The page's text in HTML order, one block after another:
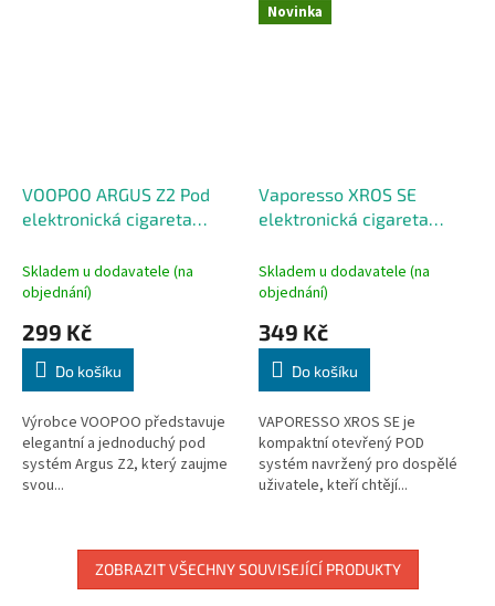
VOOPOO ARGUS Z2 Pod
elektronická cigareta
Skladem u dodavatele (na
objednání)
299 Kč
Do košíku
Výrobce VOOPOO představuje
elegantní a jednoduchý pod
systém Argus Z2, který zaujme
svou...
Novinka
Vaporesso XROS SE
elektronická cigareta
Skladem u dodavatele (na
objednání)
349 Kč
Do košíku
VAPORESSO XROS SE je
kompaktní otevřený POD
systém navržený pro dospělé
uživatele, kteří chtějí...
ZOBRAZIT VŠECHNY SOUVISEJÍCÍ PRODUKTY